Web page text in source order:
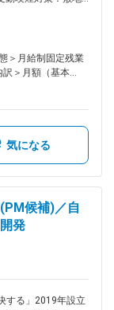
会が大いに得られ
をもとに、1日4～
ループやハウスメ
既存提携
対し紹介件数をさ
東圏を中心に出張
かす手応えが得ら
トゼロ、ノーリスク
20% 全国の提携社
すべて一括代行で
の会社に頼めば全
に表れています。
を使い回して
に合わせて
る事業所
＞月給制固定残業
訳＞月額（基本
有＜給与補足＞※経
収は支給予定の賞
回■賞与 年3回（3
能性があります。
気になる
候補)／自
発
する」2019年設立